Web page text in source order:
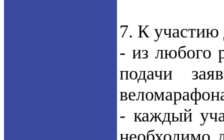
7. К участию
- из любого
подачи
- каждый